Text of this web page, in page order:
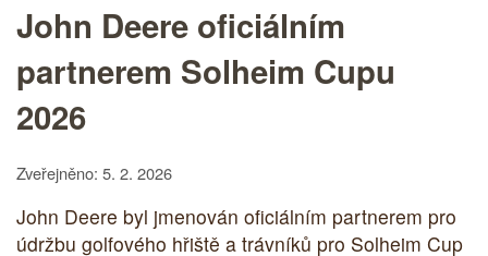
John Deere oficiálním
partnerem Solheim Cupu
2026
Zveřejněno: 5. 2. 2026
John Deere byl jmenován oficiálním partnerem pro
údržbu golfového hřiště a trávníků pro Solheim Cup